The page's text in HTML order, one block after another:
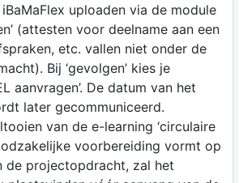
uploaden via de module
(attesten voor deelname aan een
etc. vallen niet onder de
Bij ‘gevolgen’ kies je
aanvragen’. De datum van het
later gecommuniceerd.
van de e-learning ‘circulaire
voorbereiding vormt op
de projectopdracht, zal het